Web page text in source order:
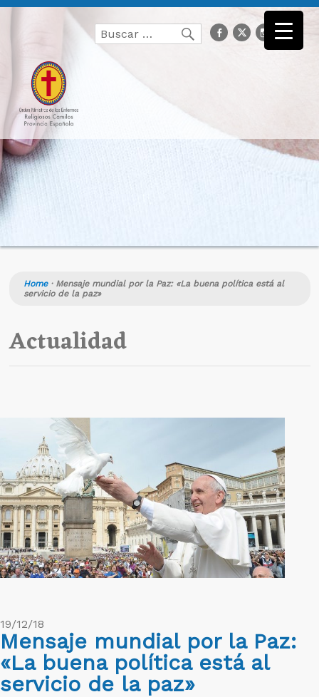
Buscar
por:
Buscarfacebook
Twitter
Home· Mensaje mundial por la Paz: «La buena política está al
servicio de la paz»
Actualidad
19/12/18
Mensaje mundial por la Paz:
«La buena política está al
servicio de la paz»